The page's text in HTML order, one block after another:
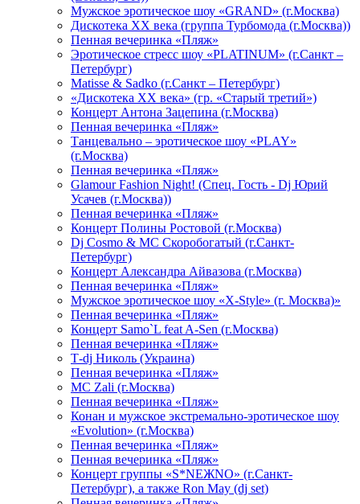
Мужское эротическое шоу «GRAND» (г.Москва)
Дискотека XX века (группа Турбомода (г.Москва))
Пенная вечеринка «Пляж»
Эротическое стресс шоу «PLATINUM» (г.Санкт –
Петербург)
Matisse & Sadko (г.Санкт – Петербург)
«Дискотека ХХ века» (гр. «Старый третий»)
Концерт Антона Зацепина (г.Москва)
Пенная вечеринка «Пляж»
Танцевально – эротическое шоу «PLAY»
(г.Москва)
Пенная вечеринка «Пляж»
Glamour Fashion Night! (Спец. Гость - Dj Юрий
Усачев (г.Москва))
Пенная вечеринка «Пляж»
Концерт Полины Ростовой (г.Москва)
Dj Cosmo & МС Скоробогатый (г.Санкт-
Петербург)
Концерт Александра Айвазова (г.Москва)
Пенная вечеринка «Пляж»
Мужское эротическое шоу «X-Style» (г. Москва)»
Пенная вечеринка «Пляж»
Концерт Samo`L feat A-Sen (г.Москва)
Пенная вечеринка «Пляж»
Т-dj Николь (Украина)
Пенная вечеринка «Пляж»
МС Zali (г.Москва)
Пенная вечеринка «Пляж»
Конан и мужское экстремально-эротическое шоу
«Evolution» (г.Москва)
Пенная вечеринка «Пляж»
Пенная вечеринка «Пляж»
Концерт группы «S*NEЖNO» (г.Санкт-
Петербург), а также Ron May (dj set)